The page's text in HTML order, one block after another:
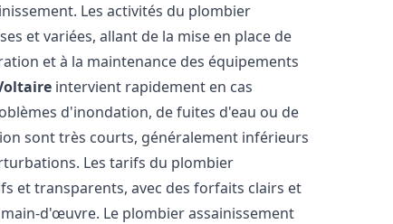
Les activités du plombier
et variées, allant de la mise en place de
et à la maintenance des équipements
intervient rapidement en cas
d'inondation, de fuites d'eau ou de
sont très courts, généralement inférieurs
Les tarifs du plombier
et transparents, avec des forfaits clairs et
d'œuvre. Le plombier assainissement